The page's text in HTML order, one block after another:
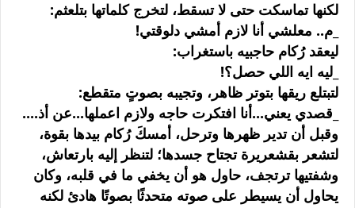
لكنها تماسكت حتى لا تسقط، لتخرج كلماتها بتلعثم:
_م.. معلشي أنا لازم أمشي دلوقتي!
ليعقد رُكام حاجبيه باستغراب:
_ليه ايه اللي حصل؟!
لتبتلع ريقها بتوتر ظاهر، وتجيبه بصوتٍ متقطع:
_قصدي يعني...أنا افتكرت حاجه ولازم اعملها...عن أذ....
وقبل أن تدير ظهرها وترحل، أمسكَ رُكام بيدها بقوة،
لتشعر بقشعريرة تجتاح جسدها؛ لتنظر إليه بارتعاش،
وشفتيها ترتجف، حاول هو أن يخفي ما في قلبه، وكان
يحاول أن يسيطر على صوته متحدثًا بصوتًا هادئ لكنه